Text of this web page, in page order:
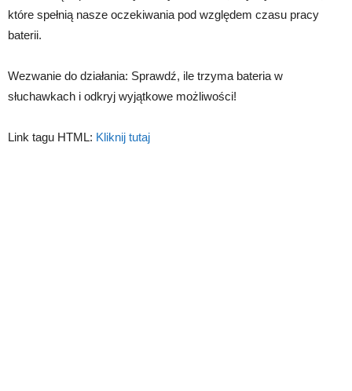
które spełnią nasze oczekiwania pod względem czasu pracy
baterii.
Wezwanie do działania: Sprawdź, ile trzyma bateria w
słuchawkach i odkryj wyjątkowe możliwości!
Link tagu HTML: Kliknij tutaj